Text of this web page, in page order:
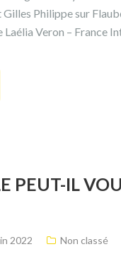
Philippe sur
Veron – France
PEUT-IL
2022
Non classé